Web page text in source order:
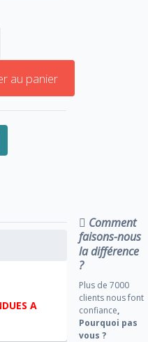
au panier
A
Comment
faisons-nous
la différence
?
Plus de 7000
clients nous font
confiance,
Pourquoi pas
vous ?